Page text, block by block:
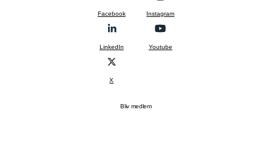
Facebook Instagram
LinkedIn Youtube
X
Bliv medlem